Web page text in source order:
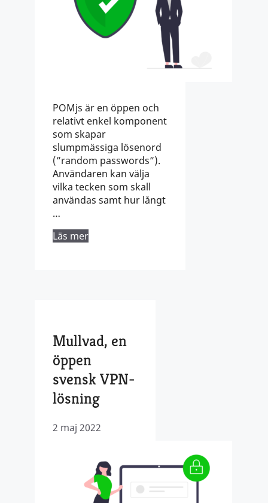
POMjs är en öppen och
relativt enkel komponent
som skapar
slumpmässiga lösenord
(”random passwords”).
Användaren kan välja
vilka tecken som skall
användas samt hur långt
…
Läs mer
Mullvad, en
öppen
svensk VPN-
lösning
2 maj 2022